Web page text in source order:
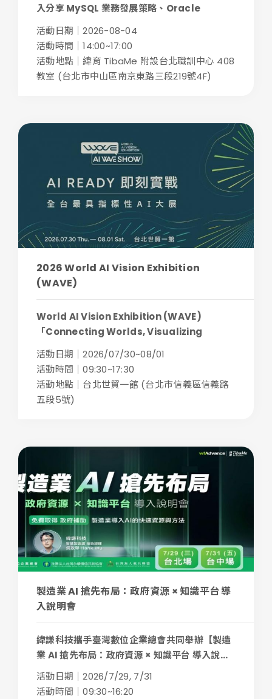
入分享 MySQL 業務發展策略、Oracle
Linux...
活動日期｜2026-08-04
活動時間｜14:00~17:00
活動地點｜緯育 TibaMe 附設台北職訓中心 408
教室 (台北市中山區南京東路三段219號4F)
2026 World AI Vision Exhibition
(WAVE)
World AI Vision Exhibition (WAVE)
「Connecting Worlds, Visualizing
Futures...
活動日期｜2026/07/30~08/01
活動時間｜09:30~17:30
活動地點｜台北世貿一館 (台北市信義區信義路
五段5號)
製造業 AI 搶先布局：政府資源 × 知識平台 導
入說明會
緯謙科技攜手臺灣數位企業總會共同舉辦【製造
業 AI 搶先布局：政府資源 × 知識平台 導入說...
活動日期｜2026/7/29, 7/31
活動時間｜09:30~16:20